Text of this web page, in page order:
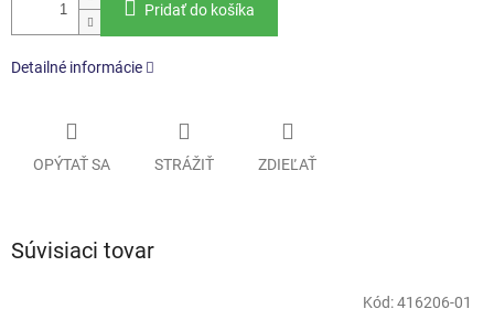
Pridať do košíka
Detailné informácie
OPÝTAŤ SA STRÁŽIŤ ZDIEĽAŤ
Súvisiaci tovar
Kód:416206-01